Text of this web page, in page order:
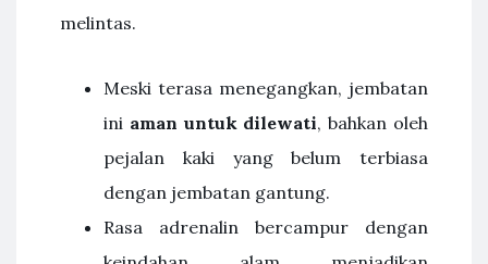
melintas.
Meski terasa menegangkan, jembatan
ini aman untuk dilewati, bahkan oleh
pejalan kaki yang belum terbiasa
dengan jembatan gantung.
Rasa adrenalin bercampur dengan